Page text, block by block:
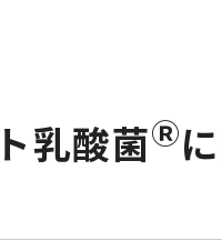
乳酸菌Ⓡ